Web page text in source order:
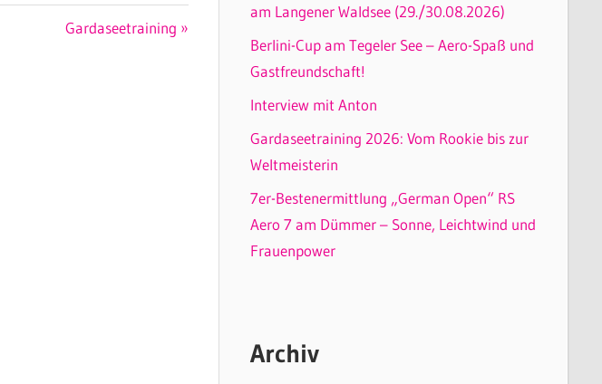
Nächster
Gardaseetraining
am Langener Waldsee (29./30.08.2026)
Berlini-Cup am Tegeler See – Aero-Spaß und
Gastfreundschaft!
Interview mit Anton
Gardaseetraining 2026: Vom Rookie bis zur
Weltmeisterin
7er-Bestenermittlung „German Open“ RS
Aero 7 am Dümmer – Sonne, Leichtwind und
Frauenpower
Archiv